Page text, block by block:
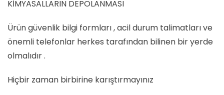
KİMYASALLARIN DEPOLANMASI
Ürün güvenlik bilgi formları , acil durum talimatları ve
önemli telefonlar herkes tarafından bilinen bir yerde
olmalıdır .
Hiçbir zaman birbirine karıştırmayınız